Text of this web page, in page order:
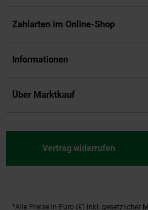
Zahlarten im Online-Shop
Informationen
Über Marktkauf
Vertrag widerrufen
*Alle Preise in Euro (€) inkl. gesetzlicher